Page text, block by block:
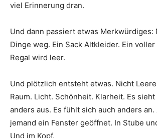
viel Erinnerung dran.
Und dann passiert etwas Merkwürdiges:
Dinge weg. Ein Sack Altkleider. Ein voller
Regal wird leer.
Und plötzlich entsteht etwas. Nicht
Raum. Licht. Schönheit. Klarheit. Es
anders aus. Es fühlt sich auch anders an.
jemand ein Fenster geöffnet. In Stube
Und im Kopf.